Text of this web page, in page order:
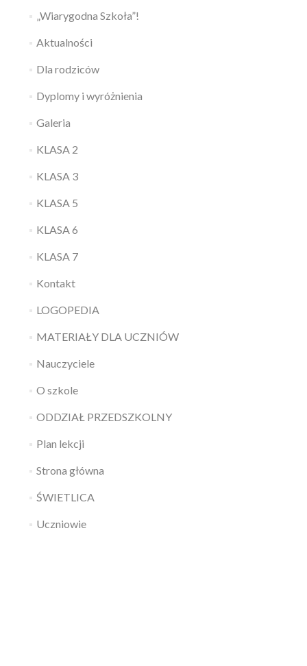
„Wiarygodna Szkoła”!
Aktualności
Dla rodziców
Dyplomy i wyróżnienia
Galeria
KLASA 2
KLASA 3
KLASA 5
KLASA 6
KLASA 7
Kontakt
LOGOPEDIA
MATERIAŁY DLA UCZNIÓW
Nauczyciele
O szkole
ODDZIAŁ PRZEDSZKOLNY
Plan lekcji
Strona główna
ŚWIETLICA
Uczniowie